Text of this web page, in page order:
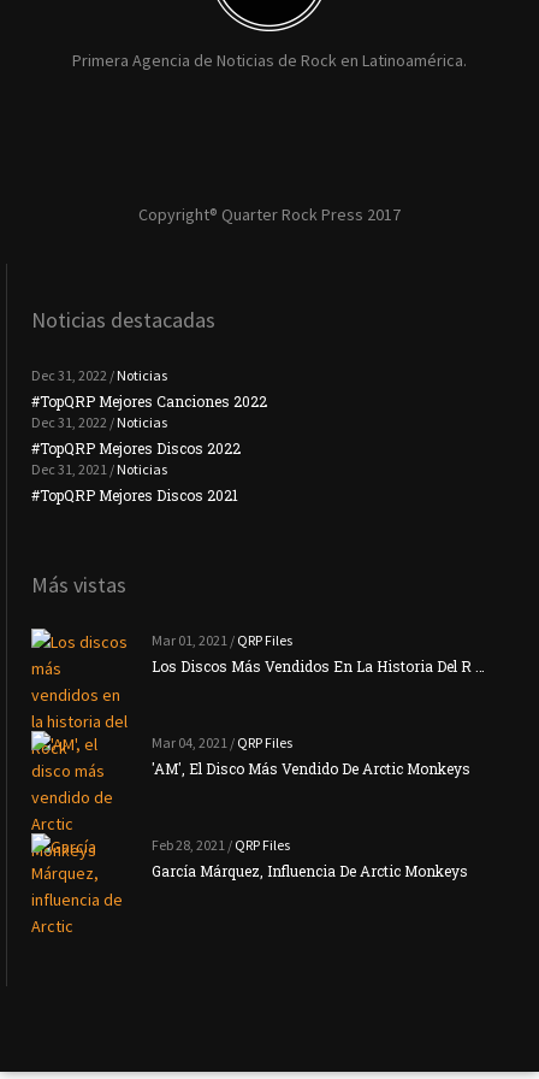
Primera Agencia de Noticias de Rock en Latinoamérica.
Copyright® Quarter Rock Press 2017
Noticias destacadas
Dec 31, 2022 / Noticias
#TopQRP Mejores Canciones 2022
Dec 31, 2022 / Noticias
#TopQRP Mejores Discos 2022
Dec 31, 2021 / Noticias
#TopQRP Mejores Discos 2021
Más vistas
Mar 01, 2021 / QRP Files
Los Discos Más Vendidos En La Historia Del R …
Mar 04, 2021 / QRP Files
'AM', El Disco Más Vendido De Arctic Monkeys
Feb 28, 2021 / QRP Files
García Márquez, Influencia De Arctic Monkeys